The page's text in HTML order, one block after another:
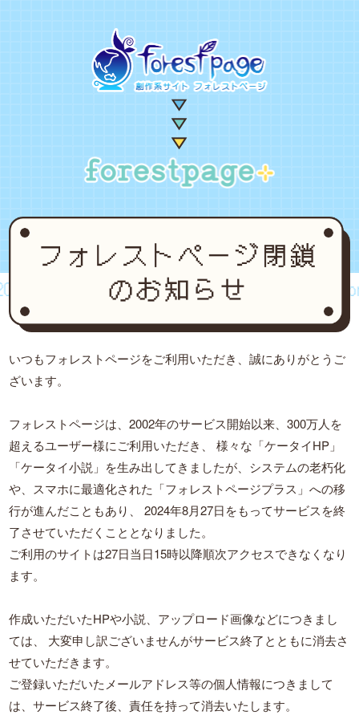
forestpage forever...2002~2024
いつもフォレストページをご利用いただき、誠にありがとうご
ざいます。
フォレストページは、2002年のサービス開始以来、300万人を
超えるユーザー様にご利用いただき、
様々な「ケータイHP」
「ケータイ小説」を生み出してきましたが、システムの老朽化
や、スマホに最適化された「フォレストページプラス」への移
行が進んだこともあり、
2024年8月27日をもってサービスを終
了させていただくこととなりました。
ご利用のサイトは27日当日15時以降順次アクセスできなくなり
ます。
作成いただいたHPや小説、アップロード画像などにつきまし
ては、
大変申し訳ございませんがサービス終了とともに消去さ
せていただきます。
ご登録いただいたメールアドレス等の個人情報につきまして
は、サービス終了後、責任を持って消去いたします。